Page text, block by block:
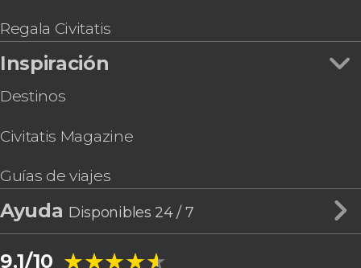
Regala Civitatis
Inspiración
Destinos
Civitatis Magazine
Guías de viajes
Ayuda Disponibles 24 / 7
9,1/10 ★★★★★
★★★★★